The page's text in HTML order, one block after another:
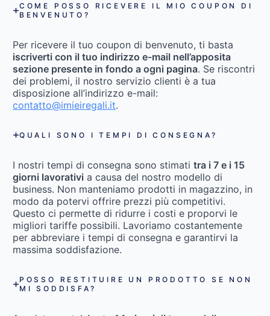
COME POSSO RICEVERE IL MIO COUPON DI
BENVENUTO?
Per ricevere il tuo coupon di benvenuto, ti basta
iscriverti con il tuo indirizzo e-mail nell’apposita
sezione presente in fondo a ogni pagina. Se riscontri
dei problemi, il nostro servizio clienti è a tua
disposizione all’indirizzo e-mail:
contatto@imieiregali.it.
QUALI SONO I TEMPI DI CONSEGNA?
I nostri tempi di consegna sono stimati tra i 7 e i 15
giorni lavorativi a causa del nostro modello di
business. Non manteniamo prodotti in magazzino, in
modo da potervi offrire prezzi più competitivi.
Questo ci permette di ridurre i costi e proporvi le
migliori tariffe possibili. Lavoriamo costantemente
per abbreviare i tempi di consegna e garantirvi la
massima soddisfazione.
POSSO RESTITUIRE UN PRODOTTO SE NON
MI SODDISFA?